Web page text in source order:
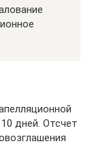
дней. Отсчет